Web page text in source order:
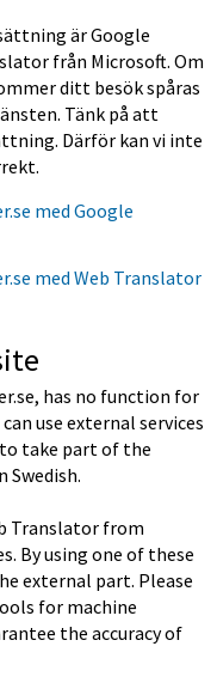
är Google
från Microsoft. Om
ditt besök spåras
Tänk på att
Därför kan vi inte
med Google
med Web Translator
has no function for
use external services
take part of the
Translator from
By using one of these
external part. Please
for machine
the accuracy of